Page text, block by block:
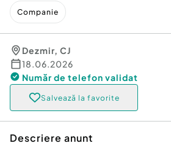
Companie
Dezmir, CJ
18.06.2026
Număr de telefon validat
Salvează la favorite
Descriere anunt